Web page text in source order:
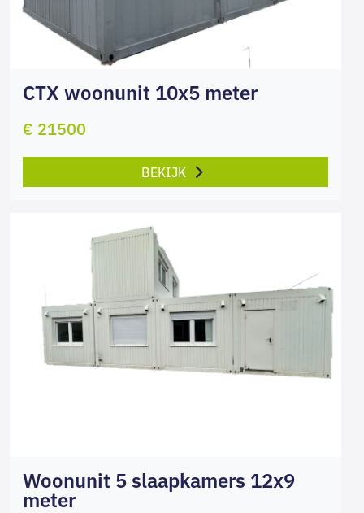
CTX woonunit 10x5 meter
€ 21500
BEKIJK
Woonunit 5 slaapkamers 12x9
meter